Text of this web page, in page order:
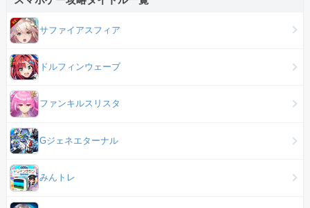
サファイアスフィア
ドルフィンウェーブ
ファンキルスリスタ
Gジェネエターナル
みんトレ